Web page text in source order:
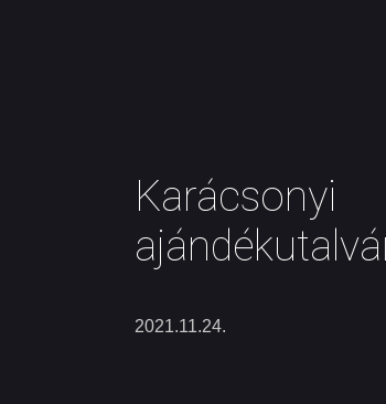
Karácsonyi
2021.11.24.